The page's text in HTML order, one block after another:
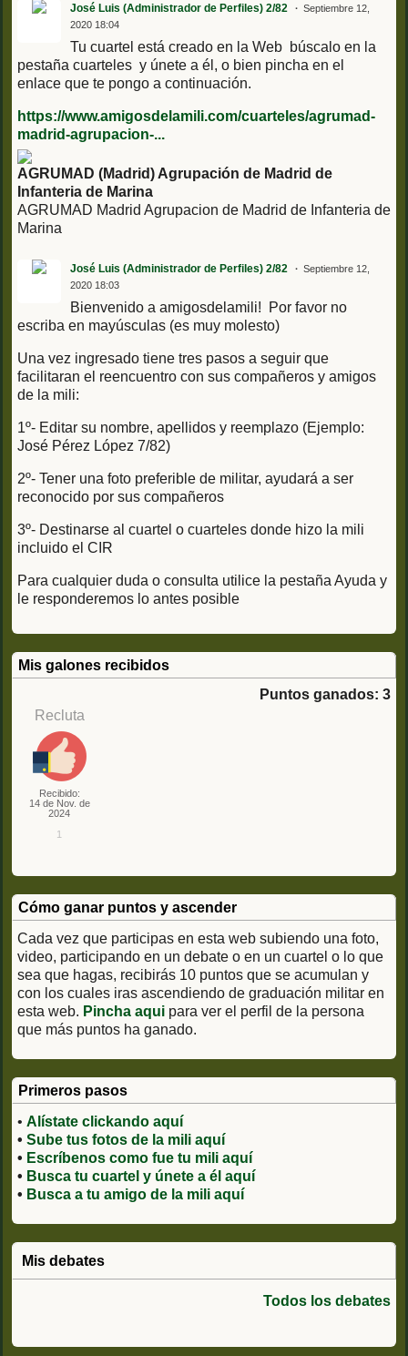
José Luis (Administrador de Perfiles) 2/82
Septiembre 12,
2020 18:04
Tu cuartel está creado en la Web búscalo en la
pestaña cuarteles y únete a él, o bien pincha en el
enlace que te pongo a continuación.
https://www.amigosdelamili.com/cuarteles/agrumad-
madrid-agrupacion-...
AGRUMAD (Madrid) Agrupación de Madrid de
Infanteria de Marina
AGRUMAD Madrid Agrupacion de Madrid de Infanteria de
Marina
José Luis (Administrador de Perfiles) 2/82
Septiembre 12,
2020 18:03
Bienvenido a amigosdelamili! Por favor no
escriba en mayúsculas (es muy molesto)
Una vez ingresado tiene tres pasos a seguir que
facilitaran el reencuentro con sus compañeros y amigos
de la mili:
1º- Editar su nombre, apellidos y reemplazo (Ejemplo:
José Pérez López 7/82)
2º- Tener una foto preferible de militar, ayudará a ser
reconocido por sus compañeros
3º- Destinarse al cuartel o cuarteles donde hizo la mili
incluido el CIR
Para cualquier duda o consulta utilice la pestaña Ayuda y
le responderemos lo antes posible
Mis galones recibidos
Puntos ganados: 3
Recluta
Recibido:
14 de Nov. de
2024
1
Cómo ganar puntos y ascender
Cada vez que participas en esta web subiendo una foto,
video, participando en un debate o en un cuartel o lo que
sea que hagas, recibirás 10 puntos que se acumulan y
con los cuales iras ascendiendo de graduación militar en
esta web. Pincha aqui para ver el perfil de la persona
que más puntos ha ganado.
Primeros pasos
• Alístate clickando aquí
• Sube tus fotos de la mili aquí
• Escríbenos como fue tu mili aquí
• Busca tu cuartel y únete a él aquí
• Busca a tu amigo de la mili aquí
Mis debates
Todos los debates